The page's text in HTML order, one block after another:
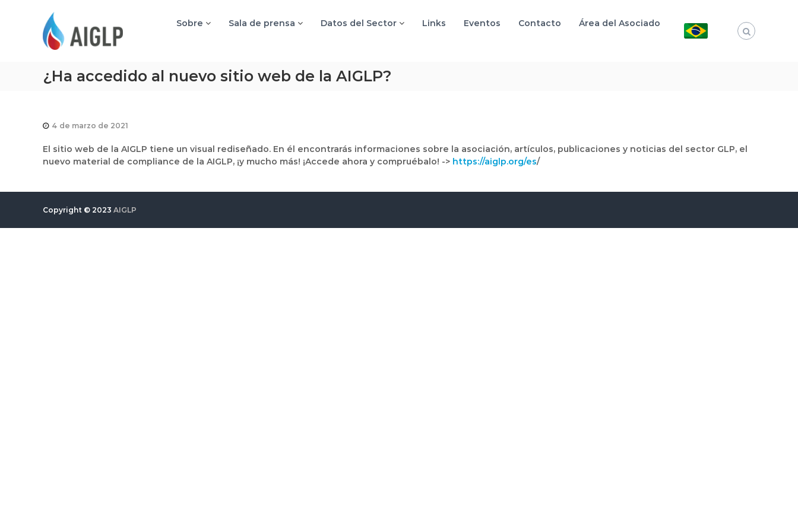
Sobre Sala de prensa Datos del Sector Links Eventos Contacto Área del Asociado
¿Ha accedido al nuevo sitio web de la AIGLP?
4 de marzo de 2021
El sitio web de la AIGLP tiene un visual rediseñado. En él encontrarás informaciones sobre la asociación, artículos, publicaciones y noticias del sector GLP, el
nuevo material de compliance de la AIGLP, ¡y mucho más! ¡Accede ahora y compruébalo! -> https://aiglp.org/es/
Copyright © 2023 AIGLP